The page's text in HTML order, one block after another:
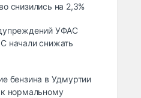
снизились на 2,3%
УФАС
начали снижать
бензина в Удмуртии
к нормальному